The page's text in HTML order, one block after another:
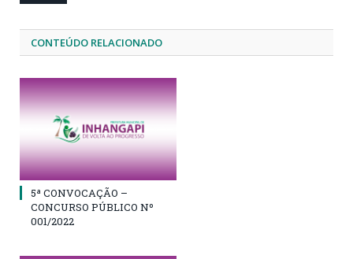
CONTEÚDO RELACIONADO
5ª CONVOCAÇÃO –
CONCURSO PÚBLICO Nº
001/2022